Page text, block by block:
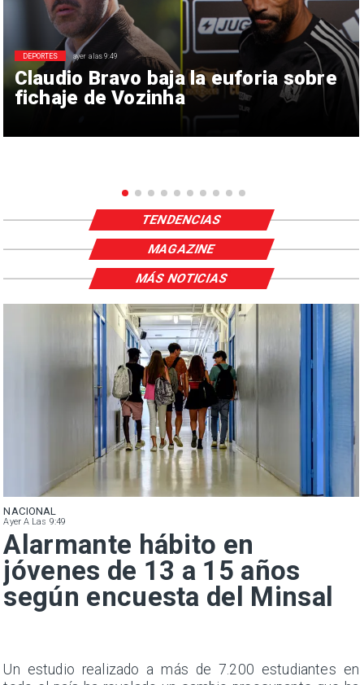
Claudio Bravo baja la euforia sobre
fichaje de Vozinha
DEPORTES ayer a las 9:49
TENDENCIAS
MAGAZINE
NACIONAL
Ayer A Las 9:49
Alarmante hábito en
jóvenes de 13 a 15 años
según encuesta del Minsal
Un estudio realizado a más de 7.200 estudiantes en
MÁS NOTICIAS